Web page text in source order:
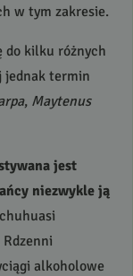
w tym zakresie.
do kilku różnych
jednak termin
, Maytenus
jest
niezwykle ją
alkoholowe